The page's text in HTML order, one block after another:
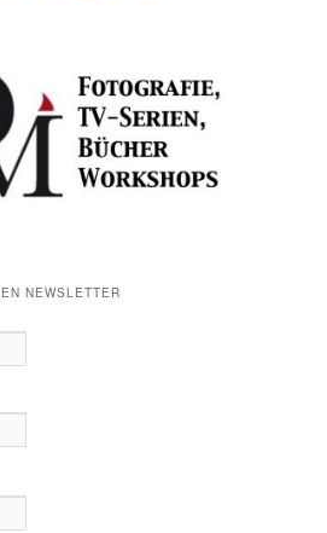
NEWSLETTER